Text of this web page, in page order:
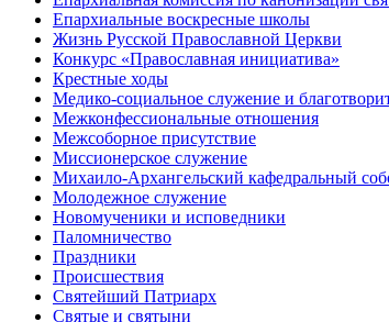
Епархиальные воскресные школы
Жизнь Русской Православной Церкви
Конкурс «Православная инициатива»
Крестные ходы
Медико-социальное служение и
Межконфессиональные отношения
Межсоборное присутствие
Миссионерское служение
Михаило-Архангельский кафедральный
Молодежное служение
Новомученики и исповедники
Паломничество
Праздники
Происшествия
Святейший Патриарх
Святые и святыни